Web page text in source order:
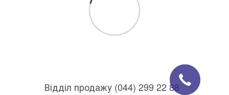
Відділ продажу (044) 299 22 88